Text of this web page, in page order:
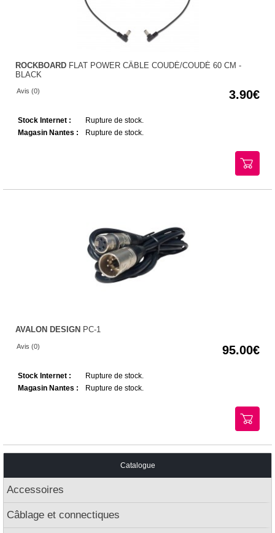
ROCKBOARD FLAT POWER CÂBLE COUDÉ/COUDÉ 60 CM -
BLACK
Avis (0) 3.90
Stock Internet :
Rupture de stock.
Magasin Nantes :
Rupture de stock.
AVALON DESIGN PC-1
Avis (0) 95.00
Stock Internet :
Rupture de stock.
Magasin Nantes :
Rupture de stock.
Catalogue
Accessoires
Câblage et connectiques